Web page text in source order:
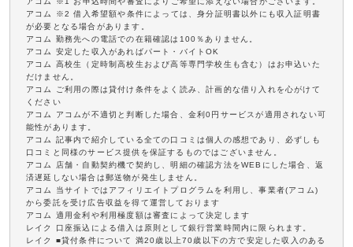
アコム ※2 借入希望額や条件によっては、身分証明書以外にも収入証明書
が必要となる場合があります。
アコム 勤務先への電話での在籍確認は100％ありません。
アコム 安定した収入があればパート・バイトOK
アコム 高校生（定時制高校生および高等専門学校生も含む）はお申込いた
だけません。
アコム ご利用の際は貸付け条件をよく読み、計画的な借り入れを心がけて
ください
アコム アコムが不適切と判断した場合、金利0円サービスが適用されない可
能性があります。
アコム 記事内で紹介している全ての口コミは個人の感想であり、必ずしも
口コミと同様のサービス提供を保証するものではございません。
アコム 店舗・自動契約機で契約し、明細の確認方法をWEBにした場合、返
済遅延しない場合は郵送物が発生しません。
アコム 当サイトではアフィリエイトプログラムを利用し、事業者(アコム)
から委託を受け広告収益を得て運営しております
アコム 適用金利や利用極度額は審査によって決定します
レイク 口座振込による借入は原則として銀行営業時間内に限られます。
レイク ■貸付条件について 満20歳以上70歳以下の方で安定した収入のある